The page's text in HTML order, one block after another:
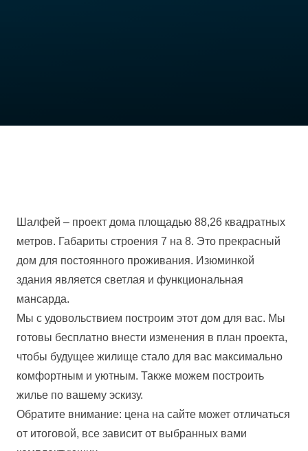
Шалфей – проект дома площадью 88,26 квадратных
метров. Габариты строения 7 на 8. Это прекрасный
дом для постоянного проживания. Изюминкой
здания является светлая и функциональная
мансарда.
Мы с удовольствием построим этот дом для вас. Мы
готовы бесплатно внести изменения в план проекта,
чтобы будущее жилище стало для вас максимально
комфортным и уютным. Также можем построить
жилье по вашему эскизу.
Обратите внимание: цена на сайте может отличаться
от итоговой, все зависит от выбранных вами